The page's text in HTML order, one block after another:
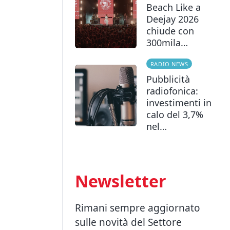
Beach Like a
Deejay 2026
chiude con
300mila…
RADIO NEWS
Pubblicità
radiofonica:
investimenti in
calo del 3,7%
nel…
Newsletter
Rimani sempre aggiornato
sulle novità del Settore